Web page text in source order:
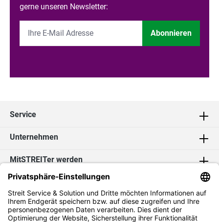
gerne unseren Newsletter:
Abonnieren
Service
Unternehmen
MitSTREITer werden
Kontakt
Social Media